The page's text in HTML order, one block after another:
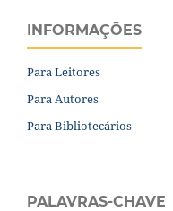
INFORMAÇÕES
Para Leitores
Para Autores
Para Bibliotecários
PALAVRAS-CHAVE